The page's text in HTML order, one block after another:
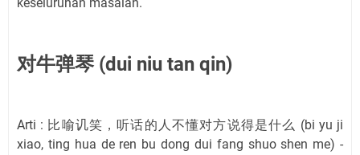
对牛弹琴 (dui niu tan qin)
Arti : 比喻讥笑，听话的人不懂对方说得是什么 (bi yu ji
xiao, ting hua de ren bu dong dui fang shuo shen me) -